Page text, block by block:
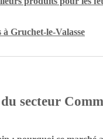
Gruchet-le-Valasse
secteur